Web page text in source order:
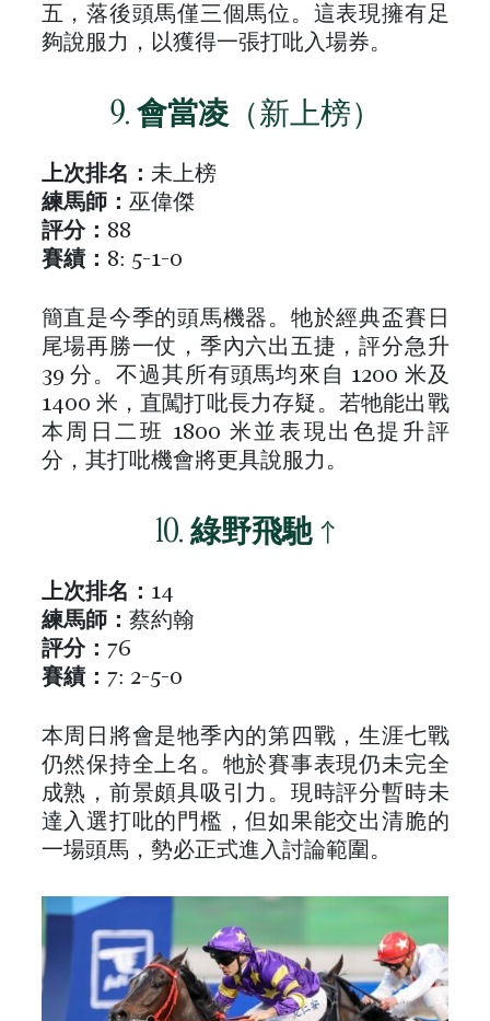
五，落後頭馬僅三個馬位。這表現擁有足
夠說服力，以獲得一張打吡入場券。
9.會當凌（新上榜）
上次排名： 未上榜
練馬師： 巫偉傑
評分： 88
賽績： 8: 5-1-0
簡直是今季的頭馬機器。牠於經典盃賽日
尾場再勝一仗，季內六出五捷，評分急升
39 分。不過其所有頭馬均來自 1200 米及
1400 米，直闖打吡長力存疑。若牠能出戰
本周日二班 1800 米並表現出色提升評
分，其打吡機會將更具說服力。
10.綠野飛馳↑
上次排名： 14
練馬師： 蔡約翰
評分： 76
賽績： 7: 2-5-0
本周日將會是牠季內的第四戰，生涯七戰
仍然保持全上名。牠於賽事表現仍未完全
成熟，前景頗具吸引力。現時評分暫時未
達入選打吡的門檻，但如果能交出清脆的
一場頭馬，勢必正式進入討論範圍。